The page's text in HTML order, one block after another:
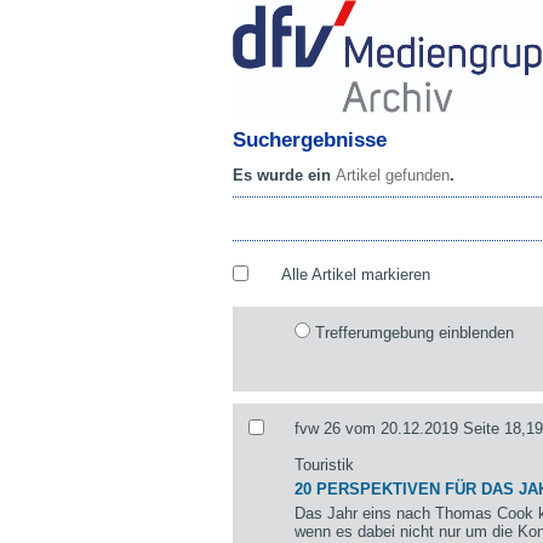
Suchergebnisse
Es wurde ein Artikel gefunden.
Alle Artikel markieren
Trefferumgebung einblenden
fvw 26 vom 20.12.2019 Seite
Touristik
20 PERSPEKTIVEN FÜR DAS
Das Jahr eins nach Thomas Cook
wenn es dabei nicht nur um die